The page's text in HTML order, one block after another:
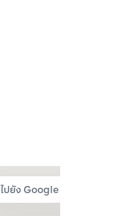
ไปยัง Google Map